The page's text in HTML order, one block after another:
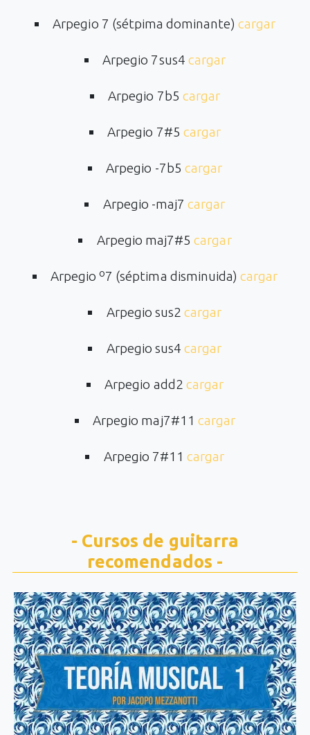
Arpegio 7 (sétpima dominante) cargar
Arpegio 7sus4 cargar
Arpegio 7b5 cargar
Arpegio 7#5 cargar
Arpegio -7b5 cargar
Arpegio -maj7cargar
Arpegio maj7#5cargar
Arpegio º7 (séptima disminuida)cargar
Arpegio sus2cargar
Arpegio sus4cargar
Arpegio add2 cargar
Arpegio maj7#11 cargar
Arpegio 7#11cargar
- Cursos de guitarra
recomendados -